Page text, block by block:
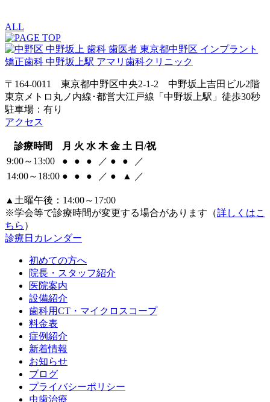
ALL
〒164-0011 東京都中野区中央2-1-2 中野坂上吉田ビル2階
東京メトロ丸ノ内線･都営大江戸線「中野坂上駅」徒歩30秒
駐車場：有り
アクセス
診療時間 月 火 水 木 金 土 日/祝
9:00～13:00
● ● ● ／ ● ●
／
14:00～18:00 ● ● ● ／ ● ▲ ／
▲土曜午後：14:00～17:00
※学会等で診療時間が変更する場合があります（詳しくはこ
ちら ）
診療日カレンダー
初めての方へ
院長・スタッフ紹介
医院案内
設備紹介
歯科用CT・マイクロスコープ
料金表
症例紹介
新着情報
お知らせ
ブログ
プライバシーポリシー
虫歯治療